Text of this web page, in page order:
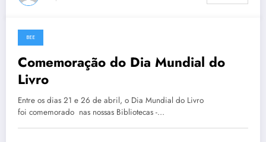
23 de Abril, 2021
BEE
Comemoração do Dia Mundial do
Livro
Entre os dias 21 e 26 de abril, o Dia Mundial do Livro
foi comemorado nas nossas Bibliotecas -…